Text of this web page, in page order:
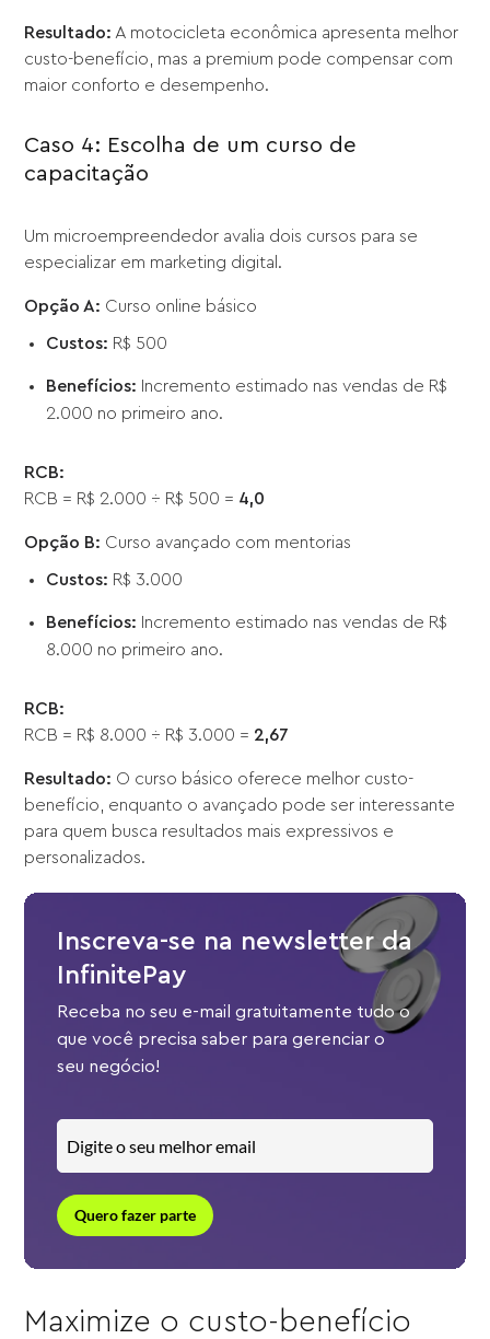
Resultado: A motocicleta econômica apresenta melhor
custo-benefício, mas a premium pode compensar com
maior conforto e desempenho.
Caso 4: Escolha de um curso de
capacitação
Um microempreendedor avalia dois cursos para se
especializar em marketing digital.
Opção A: Curso online básico
Custos: R$ 500
Benefícios: Incremento estimado nas vendas de R$
2.000 no primeiro ano.
RCB:
RCB = R$ 2.000 ÷ R$ 500 = 4,0
Opção B: Curso avançado com mentorias
Custos: R$ 3.000
Benefícios: Incremento estimado nas vendas de R$
8.000 no primeiro ano.
RCB:
RCB = R$ 8.000 ÷ R$ 3.000 = 2,67
Resultado: O curso básico oferece melhor custo-
benefício, enquanto o avançado pode ser interessante
para quem busca resultados mais expressivos e
personalizados.
Inscreva-se na newsletter da
InfinitePay
Receba no seu e-mail gratuitamente tudo o
que você precisa saber para gerenciar o
seu negócio!
Quero fazer parte
Maximize o custo-benefício